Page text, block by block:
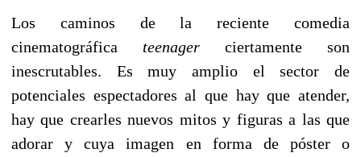
Los caminos de la reciente comedia
cinematográfica teenager ciertamente son
inescrutables. Es muy amplio el sector de
potenciales espectadores al que hay que atender,
hay que crearles nuevos mitos y figuras a las que
adorar y cuya imagen en forma de póster o